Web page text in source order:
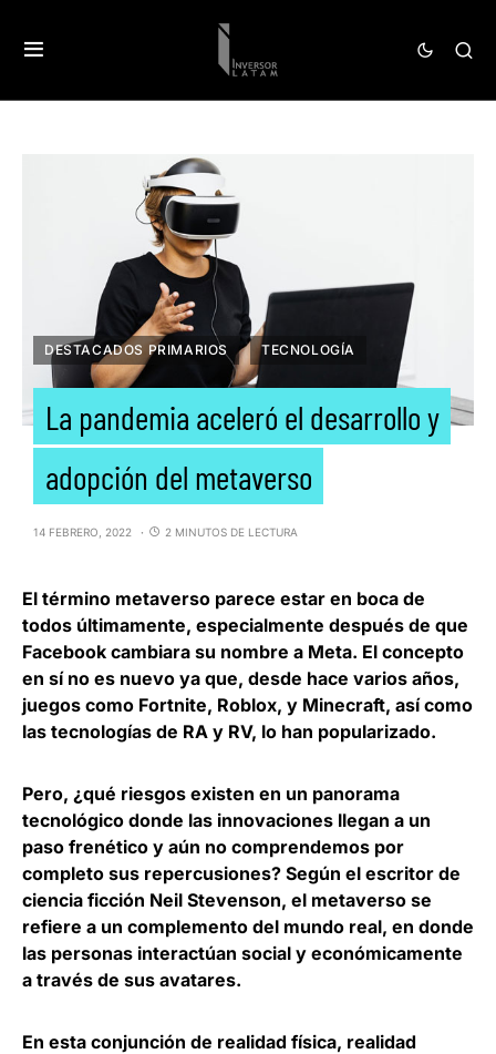
DESTACADOS PRIMARIOS TECNOLOGÍA
La pandemia aceleró el desarrollo y
adopción del metaverso
14 FEBRERO, 2022 2 MINUTOS DE LECTURA
El término metaverso parece estar en boca de
todos últimamente, especialmente después de que
Facebook cambiara su nombre a Meta. El concepto
en sí no es nuevo ya que, desde hace varios años,
juegos como Fortnite, Roblox, y Minecraft, así como
las tecnologías de RA y RV, lo han popularizado.
Pero, ¿qué riesgos existen en un panorama
tecnológico donde las innovaciones llegan a un
paso frenético y aún no comprendemos por
completo sus repercusiones? Según el escritor de
ciencia ficción Neil Stevenson, el metaverso se
refiere a un complemento del mundo real, en donde
las personas interactúan social y económicamente
a través de sus avatares.
En esta conjunción de realidad física, realidad